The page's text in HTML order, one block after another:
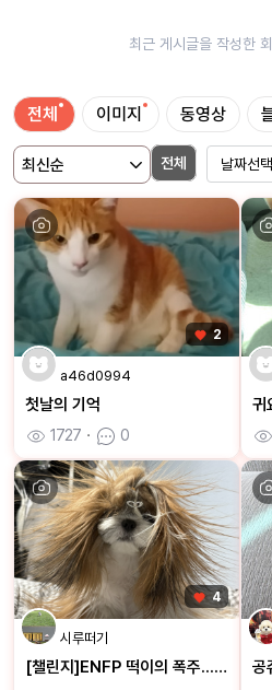
최근 게시글을 작성한
전체 이미지 동영상
전체
2
a46d0994
첫날의 기억
1727 ㆍ 0
귀
4
시루떠기
[챌린지]ENFP 떡이의 폭주...🐶 공